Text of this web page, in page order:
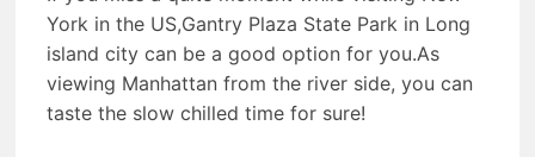
York in the US,Gantry Plaza State Park in Long
island city can be a good option for you.As
viewing Manhattan from the river side, you can
taste the slow chilled time for sure!